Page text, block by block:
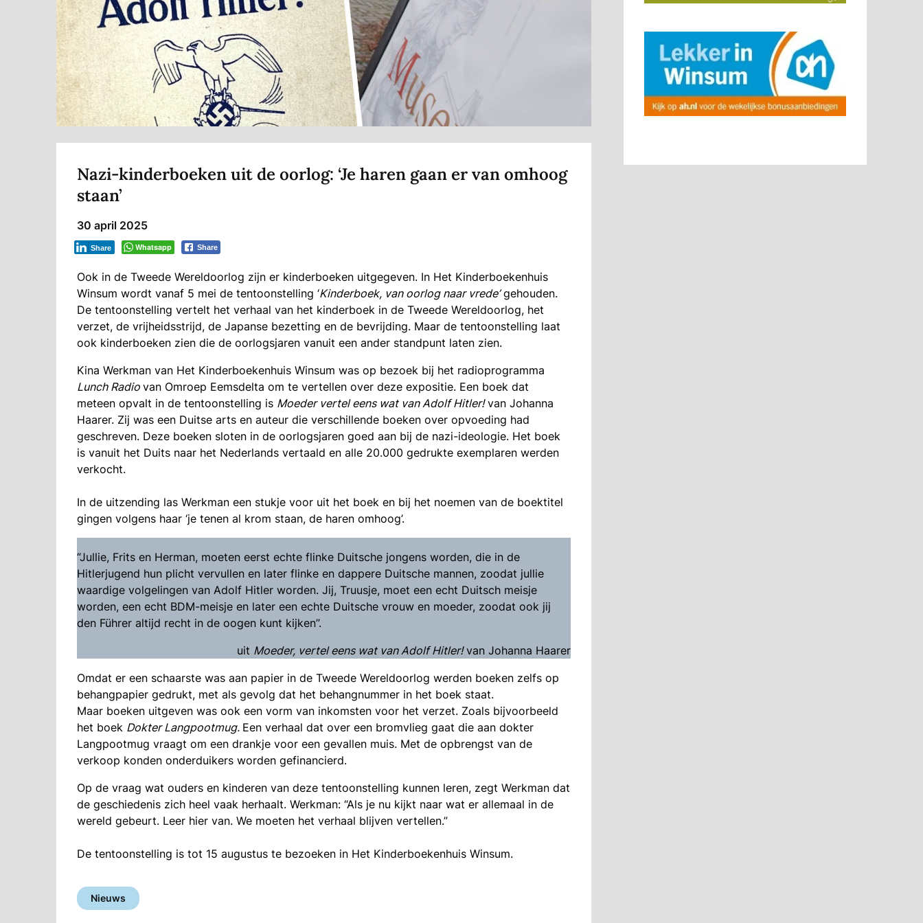
Nazi-kinderboeken uit de oorlog: ‘Je haren gaan er van omhoog
staan’
30 april 2025
Whatsapp Share
Share
Ook in de Tweede Wereldoorlog zijn er kinderboeken uitgegeven. In Het Kinderboekenhuis
Winsum wordt vanaf 5 mei de tentoonstelling ‘Kinderboek, van oorlog naar vrede’gehouden.
De tentoonstelling vertelt het verhaal van het kinderboek in de Tweede Wereldoorlog, het
verzet, de vrijheidsstrijd, de Japanse bezetting en de bevrijding. Maar de tentoonstelling laat
ook kinderboeken zien die de oorlogsjaren vanuit een ander standpunt laten zien.
Kina Werkman van Het Kinderboekenhuis Winsum was op bezoek bij het radioprogramma
Lunch Radio van Omroep Eemsdelta om te vertellen over deze expositie. Een boek dat
meteen opvalt in de tentoonstelling is Moeder vertel eens wat van Adolf Hitler!van Johanna
Haarer. Zij was een Duitse arts en auteur die verschillende boeken over opvoeding had
geschreven. Deze boeken sloten in de oorlogsjaren goed aan bij de nazi-ideologie. Het boek
is vanuit het Duits naar het Nederlands vertaald en alle 20.000 gedrukte exemplaren werden
verkocht.
In de uitzending las Werkman een stukje voor uit het boek en bij het noemen van de boektitel
gingen volgens haar ‘je tenen al krom staan, de haren omhoog’.
“Jullie, Frits en Herman, moeten eerst echte flinke Duitsche jongens worden, die in de
Hitlerjugend hun plicht vervullen en later flinke en dappere Duitsche mannen, zoodat jullie
waardige volgelingen van Adolf Hitler worden. Jij, Truusje, moet een echt Duitsch meisje
worden, een echt BDM-meisje en later een echte Duitsche vrouw en moeder, zoodat ook jij
den Führer altijd recht in de oogen kunt kijken”.
uit Moeder, vertel eens wat van Adolf Hitler!van Johanna Haarer
Omdat er een schaarste was aan papier in de Tweede Wereldoorlog werden boeken zelfs op
behangpapier gedrukt, met als gevolg dat het behangnummer in het boek staat.
Maar boeken uitgeven was ook een vorm van inkomsten voor het verzet. Zoals bijvoorbeeld
het boek Dokter Langpootmug. Een verhaal dat over een bromvlieg gaat die aan dokter
Langpootmug vraagt om een drankje voor een gevallen muis. Met de opbrengst van de
verkoop konden onderduikers worden gefinancierd.
Op de vraag wat ouders en kinderen van deze tentoonstelling kunnen leren, zegt Werkman dat
de geschiedenis zich heel vaak herhaalt. Werkman: “Als je nu kijkt naar wat er allemaal in de
wereld gebeurt. Leer hier van. We moeten het verhaal blijven vertellen.”
De tentoonstelling is tot 15 augustus te bezoeken in Het Kinderboekenhuis Winsum.
Nieuws